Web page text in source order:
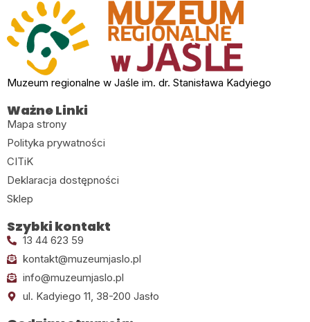
Muzeum regionalne w Jaśle im. dr. Stanisława Kadyiego
Ważne Linki
Mapa strony
Polityka prywatności
CITiK
Deklaracja dostępności
Sklep
Szybki kontakt
13 44 623 59
kontakt@muzeumjaslo.pl
info@muzeumjaslo.pl
ul. Kadyiego 11, 38-200 Jasło